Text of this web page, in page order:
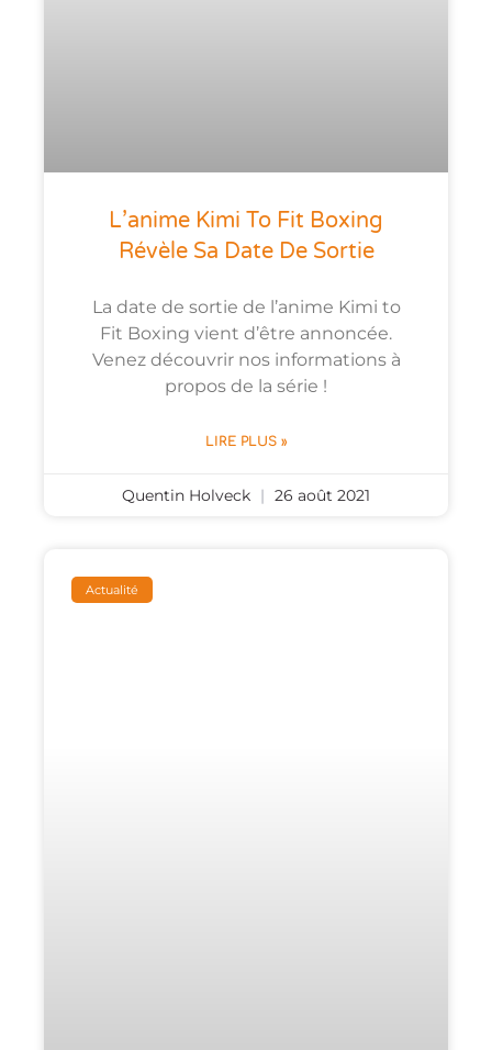
L’anime Kimi To Fit Boxing
Révèle Sa Date De Sortie
La date de sortie de l’anime Kimi to
Fit Boxing vient d’être annoncée.
Venez découvrir nos informations à
propos de la série !
LIRE PLUS »
Quentin Holveck 26 août 2021
Actualité